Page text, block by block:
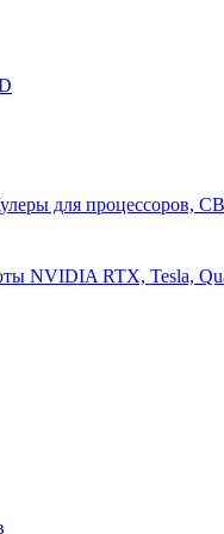
для процессоров,
NVIDIA RTX, Tesla,